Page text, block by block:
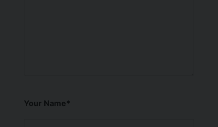
Your Name*